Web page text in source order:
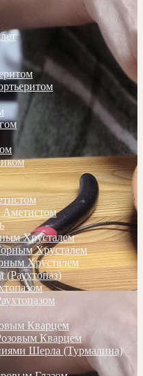
Аметистом
Хрусталем
Хрусталем
Хрусталем
Кварцем
Кварцем
Шерла (Турмалина)